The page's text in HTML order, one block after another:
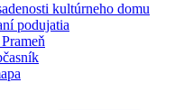
kultúrneho domu
podujatia